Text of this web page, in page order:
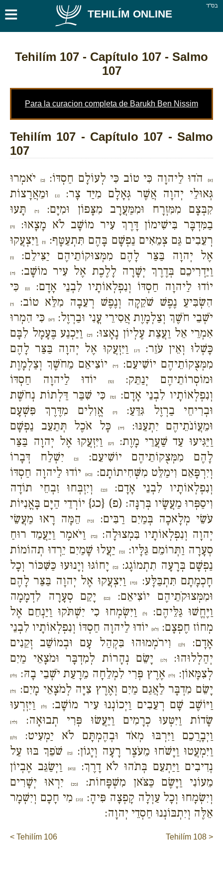
בס''ד ≡ TEHILÍM ONLINE
Tehilím 107 - Capítulo 107 - Salmo
107
Para la curacion completa de Barukh Ben Nissim
Tehilím 107 - Capítulo 107 - Salmo
107
{א}הֹדוּ לַיהוָה כִּי טוֹב כִּי לְעוֹלָם חַסְדּוֹ:{ב}
יֹאמְרוּ
גְּאוּלֵי יְהוָה אֲשֶׁר גְּאָלָם מִיַּד צָר:
{ג}וּמֵאֲרָצוֹת
קִבְּצָם מִמִּזְרָח וּמִמַּעֲרָב מִצָּפוֹן וּמִיָּם:{ד}
תָּעוּ
בַמִּדְבָּר בִּישִׁימוֹן דָּרֶךְ עִיר מוֹשָׁב לֹא מָצָאוּ:
{ה}
רְעֵבִים גַּם צְמֵאִים נַפְשָׁם בָּהֶם תִּתְעַטָּף: {ו}וַיִּצְעֲקוּ
אֶל יְהוָה בַּצַּר לָהֶם מִמְּצוּקוֹתֵיהֶם יַצִּילֵם:
{ז}
וַיַּדְרִיכֵם בְּדֶרֶךְ יְשָׁרָה לָלֶכֶת אֶל עִיר מוֹשָׁב: {ח}
יוֹדוּ לַיהוָה חַסְדּוֹ וְנִפְלְאוֹתָיו לִבְנֵי אָדָם: {ט}
כִּי
הִשְׂבִּיעַ נֶפֶשׁ שֹׁקֵקָה וְנֶפֶשׁ רְעֵבָה מִלֵּא טוֹב:
{י}
יֹשְׁבֵי חֹשֶׁךְ וְצַלְמָוֶת אֲסִירֵי עֳנִי וּבַרְזֶל:{יא}
כִּי הִמְרוּ
אִמְרֵי אֵל וַעֲצַת עֶלְיוֹן נָאָצוּ:{יב}
וַיַּכְנַע בֶּעָמָל לִבָּם
כָּשְׁלוּ וְאֵין עֹזֵר:{יג}
וַיִּזְעֲקוּ אֶל יְהוָה בַּצַּר לָהֶם
מִמְּצֻקוֹתֵיהֶם יוֹשִׁיעֵם:{יד}
יוֹצִיאֵם מֵחֹשֶׁךְ וְצַלְמָוֶת
וּמוֹסְרוֹתֵיהֶם יְנַתֵּק:
{טו}
יוֹדוּ לַיהוָה חַסְדּוֹ
וְנִפְלְאוֹתָיו לִבְנֵי אָדָם:
{טז}
כִּי שִׁבַּר דַּלְתוֹת נְחֹשֶׁת
וּבְרִיחֵי בַרְזֶל גִּדֵּעַ:
{יז}
אֱוִלִים מִדֶּרֶךְ פִּשְׁעָם
וּמֵעֲוֹנֹתֵיהֶם יִתְעַנּוּ:
{יח}
כָּל אֹכֶל תְּתַעֵב נַפְשָׁם
וַיַּגִּיעוּ עַד שַׁעֲרֵי מָוֶת:
{יט}
וַיִּזְעֲקוּ אֶל יְהוָה בַּצַּר
לָהֶם מִמְּצֻקוֹתֵיהֶם יוֹשִׁיעֵם:
{כ}יִשְׁלַח דְּבָרוֹ
וְיִרְפָּאֵם וִימַלֵּט מִשְּׁחִיתוֹתָם:
{כא}
יוֹדוּ לַיהוָה חַסְדּוֹ
וְנִפְלְאוֹתָיו לִבְנֵי אָדָם:{כב}
וְיִזְבְּחוּ זִבְחֵי תוֹדָה
וִיסַפְּרוּ מַעֲשָׂיו בְּרִנָּה: (פ) {כג} יוֹרְדֵי הַיָּם בָּאֳנִיּוֹת
עֹשֵׂי מְלָאכָה בְּמַיִם רַבִּים:
{כד}הֵמָּה רָאוּ מַעֲשֵׂי
יְהוָה וְנִפְלְאוֹתָיו בִּמְצוּלָה:{כה}
וַיֹּאמֶר וַיַּעֲמֵד רוּחַ
סְעָרָה וַתְּרוֹמֵם גַּלָּיו:
{כו}
יַעֲלוּ שָׁמַיִם יֵרְדוּ תְהוֹמוֹת
נַפְשָׁם בְּרָעָה תִתְמוֹגָג:
{כז}יָחוֹגּוּ וְיָנוּעוּ כַּשִּׁכּוֹר וְכָל
חָכְמָתָם תִּתְבַּלָּע:
{כח}וַיִּצְעֲקוּ אֶל יְהוָה בַּצַּר לָהֶם
וּמִמְּצוּקֹתֵיהֶם יוֹצִיאֵם:{כט}
יָקֵם סְעָרָה לִדְמָמָה
וַיֶּחֱשׁוּ גַּלֵּיהֶם:{ל}
וַיִּשְׂמְחוּ כִי יִשְׁתֹּקוּ וַיַּנְחֵם אֶל
מְחוֹז חֶפְצָם:
{לא} יוֹדוּ לַיהוָה חַסְדּוֹ וְנִפְלְאוֹתָיו לִבְנֵי
אָדָם:{לב}
וִירֹמְמוּהוּ בִּקְהַל עָם וּבְמוֹשַׁב זְקֵנִים
יְהַלְלוּהוּ:{לג}
יָשֵׂם נְהָרוֹת לְמִדְבָּר וּמֹצָאֵי מַיִם
לְצִמָּאוֹן:
{לד}אֶרֶץ פְּרִי לִמְלֵחָה מֵרָעַת יֹשְׁבֵי בָהּ: {לה}
יָשֵׂם מִדְבָּר לַאֲגַם מַיִם וְאֶרֶץ צִיָּה לְמֹצָאֵי מָיִם: {לו}
וַיּוֹשֶׁב שָׁם רְעֵבִים וַיְכוֹנְנוּ עִיר מוֹשָׁב:{לז}
וַיִּזְרְעוּ
שָׂדוֹת וַיִּטְּעוּ כְרָמִים וַיַּעֲשׂוּ פְּרִי תְבוּאָה:
{לח}
וַיְבָרֲכֵם וַיִּרְבּוּ מְאֹד וּבְהֶמְתָּם לֹא יַמְעִיט: {לט}
וַיִּמְעֲטוּ וַיָּשֹׁחוּ מֵעֹצֶר רָעָה וְיָגוֹן: {מ}
שֹׁפֵךְ בּוּז עַל
נְדִיבִים וַיַּתְעֵם בְּתֹהוּ לֹא דָרֶךְ:{מא}
וַיְשַׂגֵּב אֶבְיוֹן
מֵעוֹנִי וַיָּשֶׂם כַּצֹּאן מִשְׁפָּחוֹת:
{מב}יִרְאוּ יְשָׁרִים
וְיִשְׂמָחוּ וְכָל עַוְלָה קָפְצָה פִּיהָ:
{מג}מִי חָכָם וְיִשְׁמָר
אֵלֶּה וְיִתְבּוֹנְנוּ חַסְדֵי יְהוָה:
< Tehilím 106 Tehilím 108 >